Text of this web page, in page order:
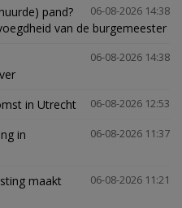
06-08-2026 14:38
pand?
van de burgemeester
06-08-2026 14:38
06-08-2026 12:53
in Utrecht
06-08-2026 11:37
in
06-08-2026 11:21
maakt